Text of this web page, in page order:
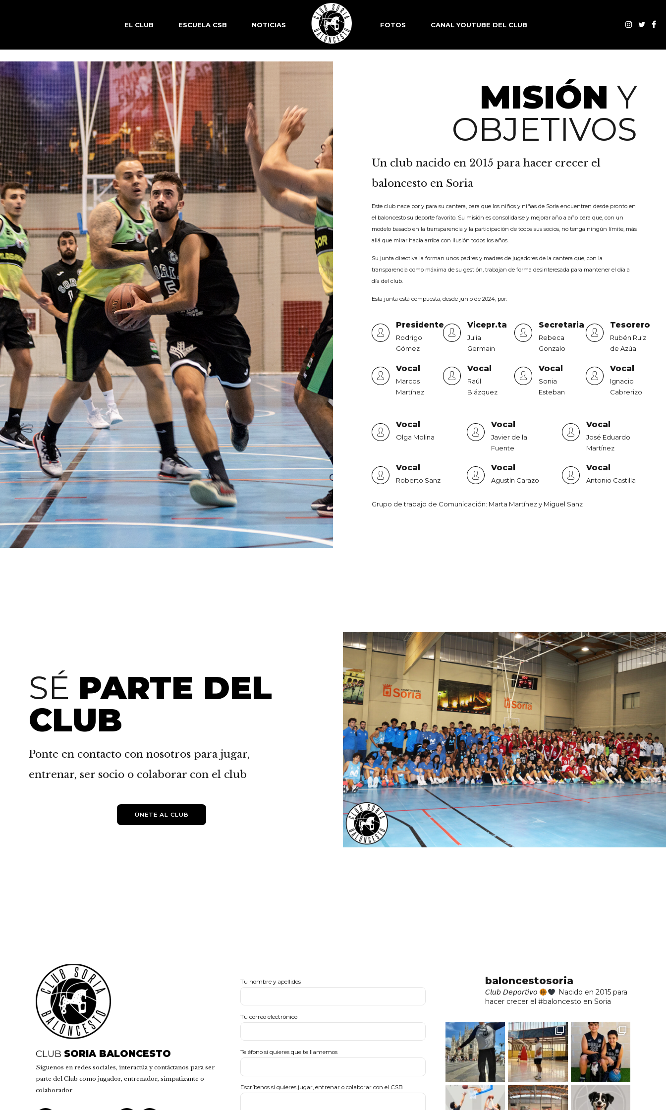
EL CLUB ESCUELA CSB NOTICIAS FOTOS CANAL YOUTUBE DEL CLUB
MISIÓN Y
OBJETIVOS
Un club nacido en 2015 para hacer crecer el
baloncesto en Soria
Este club nace por y para su cantera, para que los niños y niñas de Soria encuentren desde pronto en
el baloncesto su deporte favorito. Su misión es consolidarse y mejorar año a año para que, con un
modelo basado en la transparencia y la participación de todos sus socios, no tenga ningún límite, más
allá que mirar hacia arriba con ilusión todos los años.
Su junta directiva la forman unos padres y madres de jugadores de la cantera que, con la
transparencia como máxima de su gestión, trabajan de forma desinteresada para mantener el día a
día del club.
Esta junta está compuesta, desde junio de 2024, por:
Presidente
Rodrigo
Gómez
Vicepr.ta
Julia
Germain
Secretaria
Rebeca
Gonzalo
Tesorero
Rubén Ruiz
de Azúa
Vocal
Marcos
Martínez
Vocal
Raúl
Blázquez
Vocal
Sonia
Esteban
Vocal
Ignacio
Cabrerizo
Vocal
Olga Molina
Vocal
Javier de la
Fuente
Vocal
José Eduardo
Martínez
Vocal
Roberto Sanz
Vocal
Agustín Carazo
Vocal
Antonio Castilla
Grupo de trabajo de Comunicación: Marta Martínez y Miguel Sanz
SÉ PARTE DEL
CLUB
Ponte en contacto con nosotros para jugar,
entrenar, ser socio o colaborar con el club
ÚNETE AL CLUB
CLUB SORIA BALONCESTO
Síguenos en redes sociales, interactúa y contáctanos para ser
parte del Club como jugador, entrenador, simpatizante o
colaborador
Tu nombre y apellidos
Tu correo electrónico
Teléfono si quieres que te llamemos
Escríbenos si quieres jugar, entrenar o colaborar con el CSB
baloncestosoria
𝘊𝘭𝘶𝘣 𝘋𝘦𝘱𝘰𝘳𝘵𝘪𝘷𝘰
Nacido en 2015 para
hacer crecer el #baloncesto en Soria